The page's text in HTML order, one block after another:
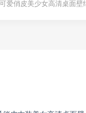
可爱俏皮美少女高清桌面壁